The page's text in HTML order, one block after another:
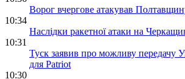
Ворог вчергове атакував
10:34
Наслідки ракетної атаки на
10:31
Туск заявив про можливу передачу
для Patriot
10:30